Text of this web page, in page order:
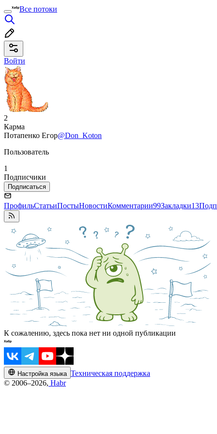
Все потоки
Войти
2
Карма
Потапенко Егор@Don_Koton
Пользователь
1
Подписчики
Подписаться
ПрофильСтатьиПостыНовостиКомментарии99Закладки13
К сожалению, здесь пока нет ни одной публикации
Настройка языка Техническая поддержка
© 2006–2026, Habr